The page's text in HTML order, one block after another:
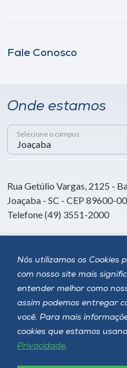
Nós utilizamos os Cookies
com nosso site mais
entender melhor como
assim podemos entregar
você. Para mais
cookies que estamos
Privacidade.
Fale Conosco
Onde estamos
Selecione o campus
Rua Getúlio Vargas, 2125 -
Joaçaba - SC - CEP 89600-
Telefone (49) 3551-2000
Siga a Unoesc